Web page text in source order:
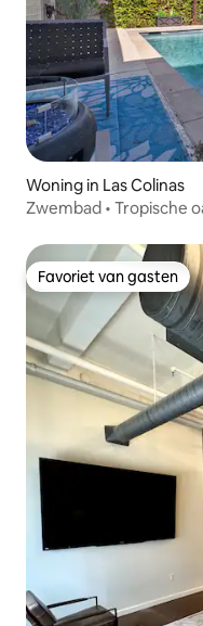
Woning in Las Colinas
Zwembad • Tropische
Favoriet van gasten
Favoriet van gasten